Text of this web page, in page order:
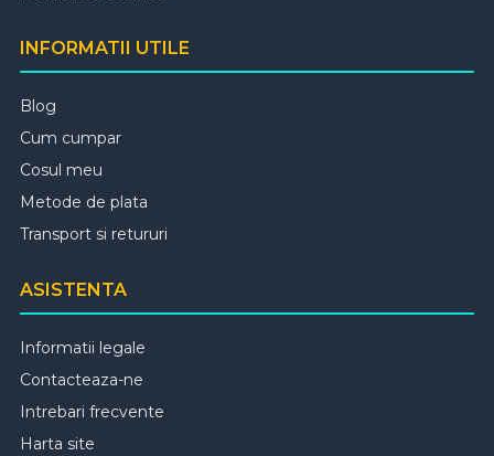
INFORMATII UTILE
Blog
Cum cumpar
Cosul meu
Metode de plata
Transport si retururi
ASISTENTA
Informatii legale
Contacteaza-ne
Intrebari frecvente
Harta site